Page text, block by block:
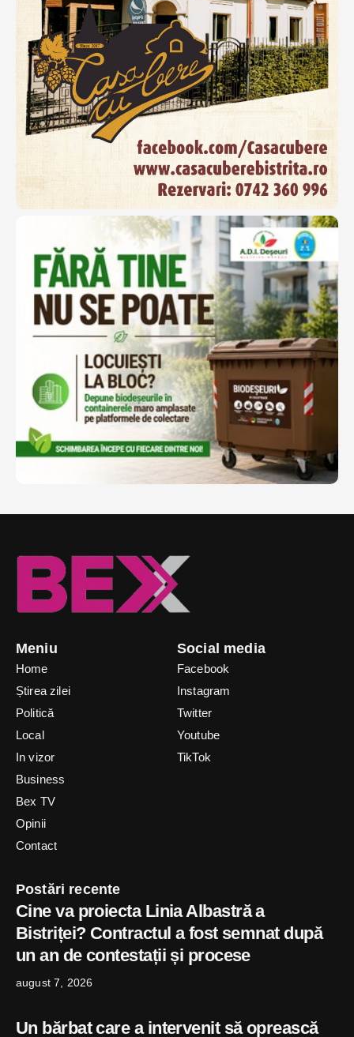
Meniu
Home
Știrea zilei
Politică
Local
In vizor
Business
Bex TV
Opinii
Contact
Social media
Facebook
Instagram
Twitter
Youtube
TikTok
Postări recente
Cine va proiecta Linia Albastră a
Bistriței? Contractul a fost semnat după
un an de contestații și procese
august 7, 2026
Un bărbat care a intervenit să oprească